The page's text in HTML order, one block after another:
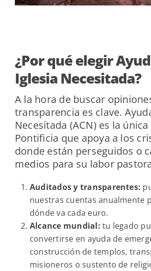
¿Por qué elegir
Iglesia Necesitada?
A la hora de buscar
transparencia es clave.
Necesitada (ACN) es la
Pontificia que apoya a los
donde están perseguidos o
medios para su labor
Auditados y transparentes:
nuestras cuentas anualmente
dónde va cada euro.
Alcance mundial: tu legado
convertirse en ayuda de
construcción de templos,
misioneros o sustento de